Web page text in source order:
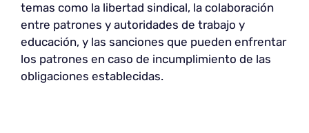
temas como la libertad sindical, la colaboración
entre patrones y autoridades de trabajo y
educación, y las sanciones que pueden enfrentar
los patrones en caso de incumplimiento de las
obligaciones establecidas.